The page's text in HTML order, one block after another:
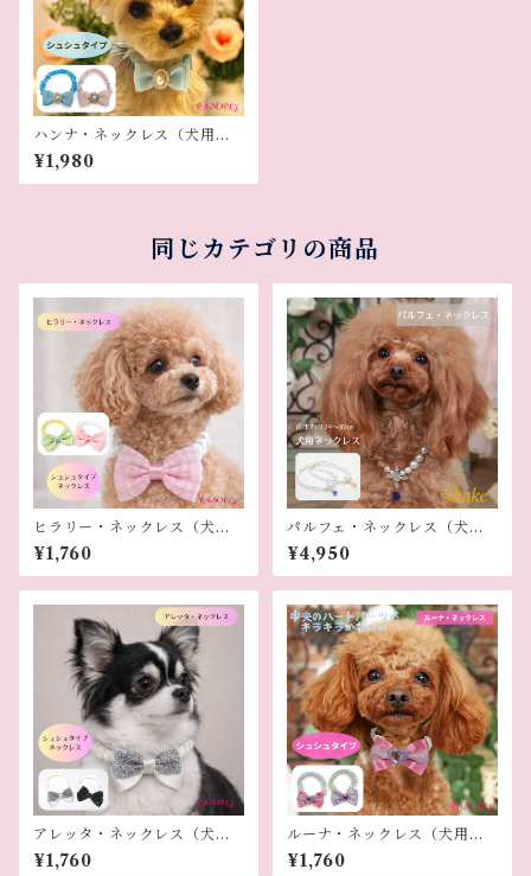
ハンナ・ネックレス（犬用ネ
ックレス）
¥1,980
同じカテゴリの商品
ヒラリー・ネックレス（犬用
ネックレス）
¥1,760
パルフェ・ネックレス（犬用
ネックレス）
¥4,950
アレッタ・ネックレス（犬用
ネックレス）
¥1,760
ルーナ・ネックレス（犬用ネ
ックレス）
¥1,760